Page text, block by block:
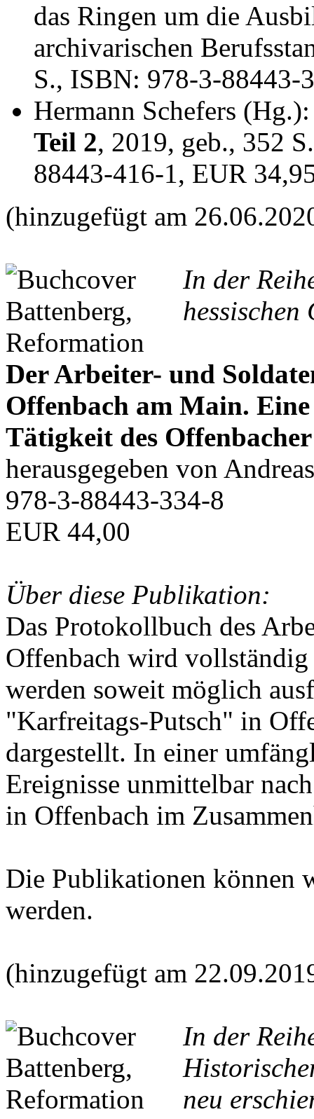
das Ringen um die
archivarischen
S., ISBN: 978-3-
Hermann Schefers
Teil 2, 2019, geb., 352
88443-416-1, EUR
(hinzugefügt am
In der
hessischen
Der Arbeiter- und
Offenbach am Main.
Tätigkeit des
herausgegeben von
978-3-88443-334-8
EUR 44,00
Über diese Publikation:
Das Protokollbuch des
Offenbach wird
werden soweit möglich
"Karfreitags-Putsch" in
dargestellt. In einer
Ereignisse unmittelbar
in Offenbach im
Die Publikationen können
werden.
(hinzugefügt am
In der
neu